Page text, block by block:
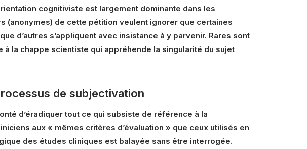
cognitiviste est largement dominante dans les
de cette pétition veulent ignorer que certaines
d’autres s’appliquent avec insistance à y parvenir. Rares sont
la chappe scientiste qui appréhende la singularité du sujet
de subjectivation
d’éradiquer tout ce qui subsiste de référence à la
aux « mêmes critères d’évaluation » que ceux utilisés en
des études cliniques est balayée sans être interrogée.